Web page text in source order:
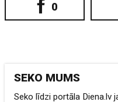
0
SEKO MUMS
Seko līdzi portāla Diena.lv